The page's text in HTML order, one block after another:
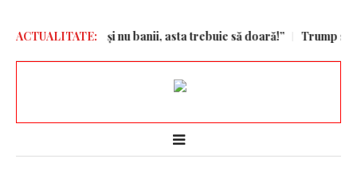
ACTUALITATE:
Barcelona și nu banii, asta trebuie să doară!” Trump